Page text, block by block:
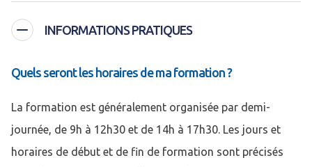
INFORMATIONS PRATIQUES
Quels seront les horaires de ma formation ?
La formation est généralement organisée par demi-
journée, de 9h à 12h30 et de 14h à 17h30. Les jours et
horaires de début et de fin de formation sont précisés